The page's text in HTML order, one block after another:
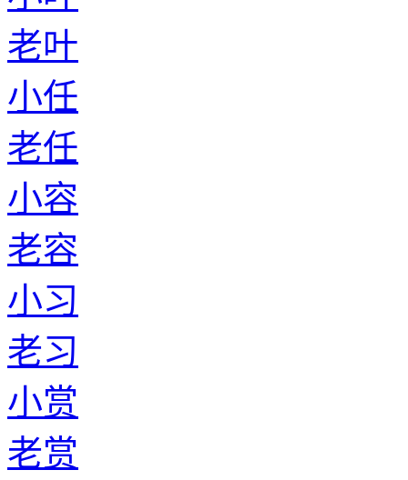
老叶
小任
老任
小容
老容
小习
老习
小赏
老赏